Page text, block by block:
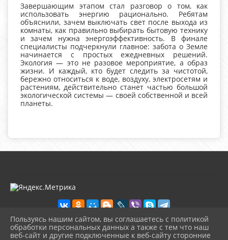
Завершающим этапом стал разговор о том, как
использовать энергию рационально. Ребятам
объяснили, зачем выключать свет после выхода из
комнаты, как правильно выбирать бытовую технику
и зачем нужна энергоэффективность. В финале
специалисты подчеркнули главное: забота о Земле
начинается с простых ежедневных решений.
Экология — это не разовое мероприятие, а образ
жизни. И каждый, кто будет следить за чистотой,
бережно относиться к воде, воздуху, электросетям и
растениям, действительно станет частью большой
экологической системы — своей собственной и всей
планеты.
Пользуясь нашим сайтом, вы соглашаетесь с политикой
обработки персональных данных а также с тем что наш
веб-сайт и другие подключенные к веб-сайту сторонние